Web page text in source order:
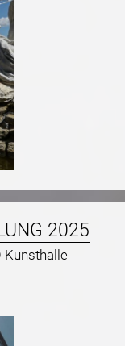
2025
Kunsthalle